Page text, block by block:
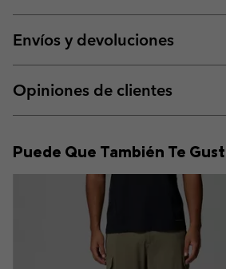
Envíos y devoluciones
Opiniones de clientes
Puede Que También Te